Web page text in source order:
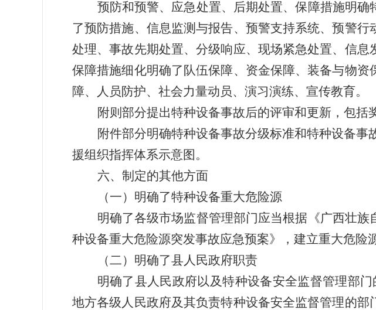
预防和预警、应急处置、后期处置、保障措施明
了预防措施、信息监测与报告、预警支持系统、预警
处理、事故先期处置、分级响应、现场紧急处置、信
保障措施细化明确了队伍保障、资金保障、装备与物
障、人员防护、社会力量动员、演习演练、宣传教育。
附则部分提出特种设备事故后的评审和更新，包括
附件部分明确特种设备事故分级标准和特种设备
援组织指挥体系示意图。
六、 制定的其他方面
（一） 明确了特种设备重大危险源
明确了各级市场监督管理部门应当根据《广西壮
种设备重大危险源突发事故应急预案》，建立重大危险
（二） 明确了县人民政府职责
明确了县人民政府以及特种设备安全监督管理部
地方各级人民政府及其负责特种设备安全监督管理的部